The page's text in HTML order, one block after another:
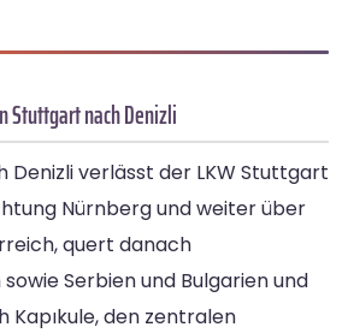
Stuttgart nach Denizli
Denizli verlässt der LKW Stuttgart
Nürnberg und weiter über
quert danach
Serbien und Bulgarien und
den zentralen